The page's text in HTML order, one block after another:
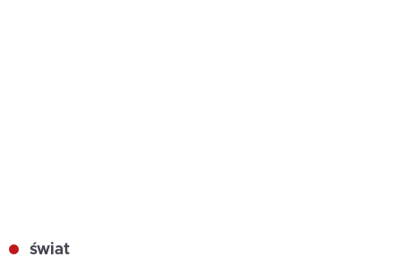
świat